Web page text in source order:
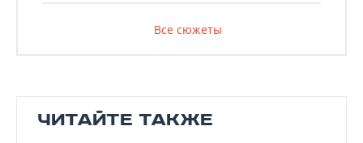
Все сюжеты
ЧИТАЙТЕ ТАКЖЕ